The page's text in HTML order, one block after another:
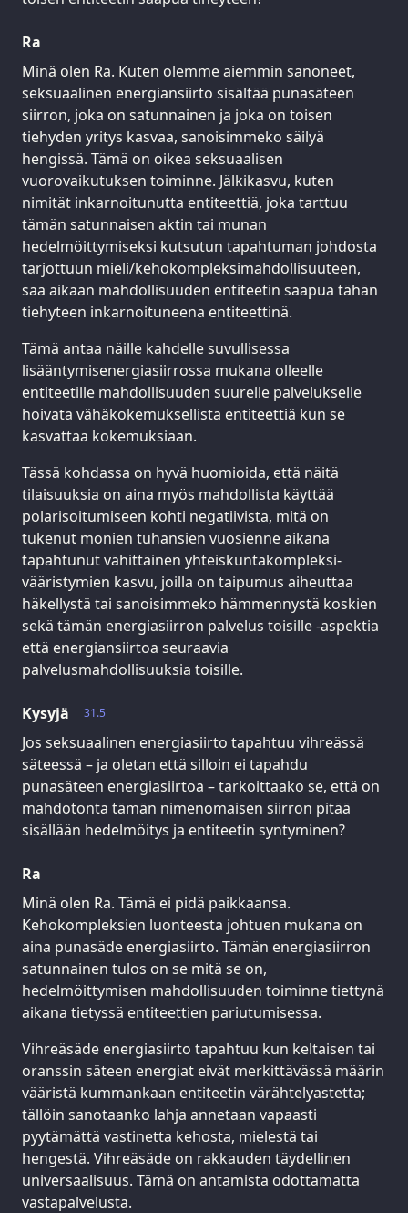
Ra
Minä olen Ra. Kuten olemme aiemmin sanoneet,
seksuaalinen energiansiirto sisältää punasäteen
siirron, joka on satunnainen ja joka on toisen
tiehyden yritys kasvaa, sanoisimmeko säilyä
hengissä. Tämä on oikea seksuaalisen
vuorovaikutuksen toiminne. Jälkikasvu, kuten
nimität inkarnoitunutta entiteettiä, joka tarttuu
tämän satunnaisen aktin tai munan
hedelmöittymiseksi kutsutun tapahtuman johdosta
tarjottuun mieli/kehokompleksimahdollisuuteen,
saa aikaan mahdollisuuden entiteetin saapua tähän
tiehyteen inkarnoituneena entiteettinä.
Tämä antaa näille kahdelle suvullisessa
lisääntymisenergiasiirrossa mukana olleelle
entiteetille mahdollisuuden suurelle palvelukselle
hoivata vähäkokemuksellista entiteettiä kun se
kasvattaa kokemuksiaan.
Tässä kohdassa on hyvä huomioida, että näitä
tilaisuuksia on aina myös mahdollista käyttää
polarisoitumiseen kohti negatiivista, mitä on
tukenut monien tuhansien vuosienne aikana
tapahtunut vähittäinen yhteiskuntakompleksi-
vääristymien kasvu, joilla on taipumus aiheuttaa
häkellystä tai sanoisimmeko hämmennystä koskien
sekä tämän energiasiirron palvelus toisille -aspektia
että energiansiirtoa seuraavia
palvelusmahdollisuuksia toisille.
31.5
Kysyjä
Jos seksuaalinen energiasiirto tapahtuu vihreässä
säteessä – ja oletan että silloin ei tapahdu
punasäteen energiasiirtoa – tarkoittaako se, että on
mahdotonta tämän nimenomaisen siirron pitää
sisällään hedelmöitys ja entiteetin syntyminen?
Ra
Minä olen Ra. Tämä ei pidä paikkaansa.
Kehokompleksien luonteesta johtuen mukana on
aina punasäde energiasiirto. Tämän energiasiirron
satunnainen tulos on se mitä se on,
hedelmöittymisen mahdollisuuden toiminne tiettynä
aikana tietyssä entiteettien pariutumisessa.
Vihreäsäde energiasiirto tapahtuu kun keltaisen tai
oranssin säteen energiat eivät merkittävässä määrin
vääristä kummankaan entiteetin värähtelyastetta;
tällöin sanotaanko lahja annetaan vapaasti
pyytämättä vastinetta kehosta, mielestä tai
hengestä. Vihreäsäde on rakkauden täydellinen
universaalisuus. Tämä on antamista odottamatta
vastapalvelusta.